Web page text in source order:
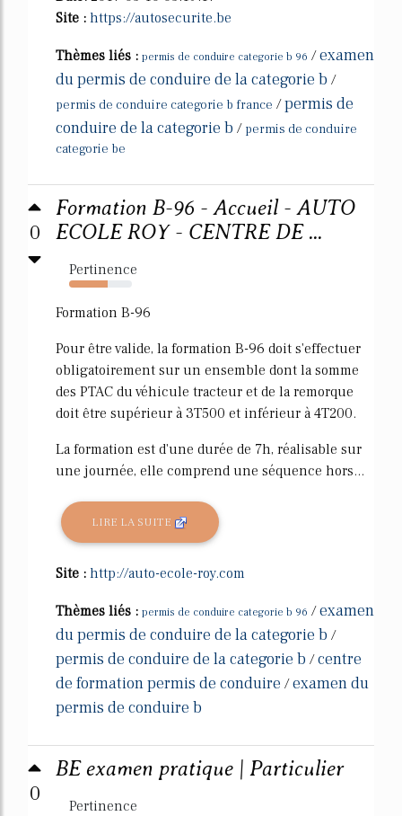
Site : https://autosecurite.be
Thèmes liés : permis de conduire categorie b 96 /examen
du permis de conduire de la categorie b /
permis de conduire categorie b france /permis de
conduire de la categorie b / permis de conduire
categorie be
0
Formation B-96 - Accueil - AUTO
ECOLE ROY - CENTRE DE ...
Pertinence
62%
Formation B-96
Pour être valide, la formation B-96 doit s'effectuer
obligatoirement sur un ensemble dont la somme
des PTAC du véhicule tracteur et de la remorque
doit être supérieur à 3T500 et inférieur à 4T200.
La formation est d'une durée de 7h, réalisable sur
une journée, elle comprend une séquence hors...
LIRE LA SUITE
Site : http://auto-ecole-roy.com
Thèmes liés : permis de conduire categorie b 96 /examen
du permis de conduire de la categorie b /
permis de conduire de la categorie b /centre
de formation permis de conduire /examen du
permis de conduire b
0
BE examen pratique | Particulier
Pertinence